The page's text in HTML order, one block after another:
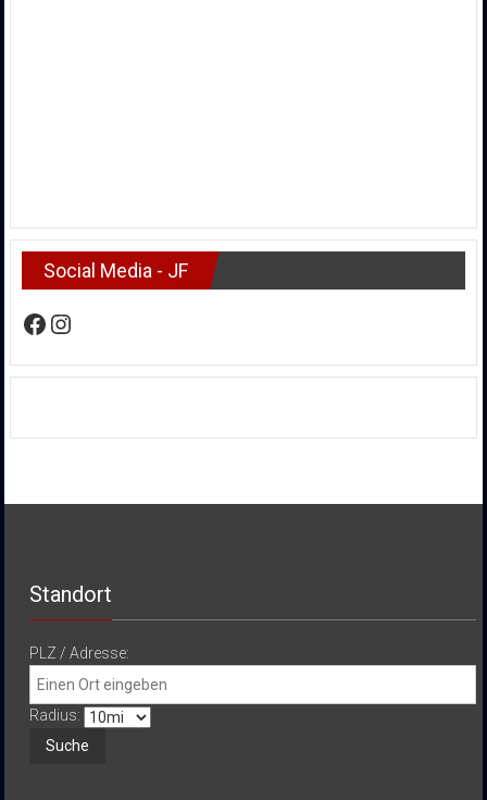
Social Media - JF
Facebook
Instagram
Standort
PLZ / Adresse:
Radius: